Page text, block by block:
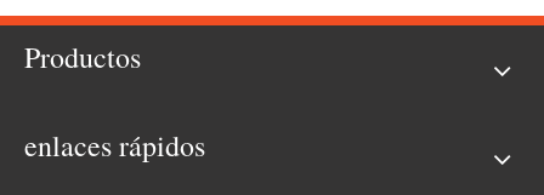
Productos
enlaces rápidos